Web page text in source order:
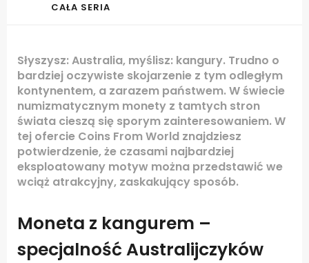
CAŁA SERIA
Słyszysz: Australia, myślisz: kangury. Trudno o
bardziej oczywiste skojarzenie z tym odległym
kontynentem, a zarazem państwem. W świecie
numizmatycznym monety z tamtych stron
świata cieszą się sporym zainteresowaniem. W
tej ofercie Coins From World znajdziesz
potwierdzenie, że czasami najbardziej
eksploatowany motyw można przedstawić we
wciąż atrakcyjny, zaskakujący sposób.
Moneta z kangurem –
specjalność Australijczyków